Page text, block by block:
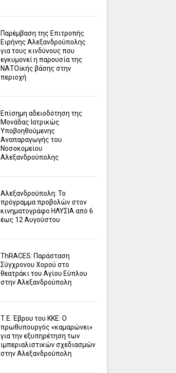
Παρέμβαση της Επιτροπής
Ειρήνης Αλεξανδρούπολης
για τους κινδύνους που
εγκυμονεί η παρουσία της
ΝΑΤΟϊκής βάσης στην
περιοχή
Επίσημη αδειοδότηση της
Μονάδας Ιατρικώς
Υποβοηθούμενης
Αναπαραγωγής του
Νοσοκομείου
Αλεξανδρούπολης
Αλεξανδρούπολη: Το
πρόγραμμα προβολών στον
κινηματογράφο ΗΛΥΣΙΑ από 6
έως 12 Αυγούστου
ΤhRACES: Παράσταση
Σύγχρονου Χορού στο
θεατράκι του Αγίου Εύπλου
στην Αλεξανδρούπολη
Τ.Ε. Έβρου του ΚΚΕ: Ο
πρωθυπουργός «καμαρώνει»
για την εξυπηρέτηση των
ιμπεριαλιστικών σχεδιασμών
στην Αλεξανδρούπολη